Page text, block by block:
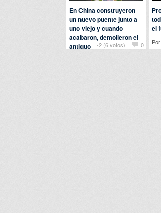
-2 (6 votos) 0
En China construyeron
un nuevo puente junto a
uno viejo y cuando
acabaron, demolieron el
antiguo
el
Por